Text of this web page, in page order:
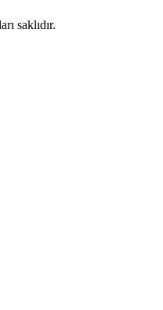
saklıdır.